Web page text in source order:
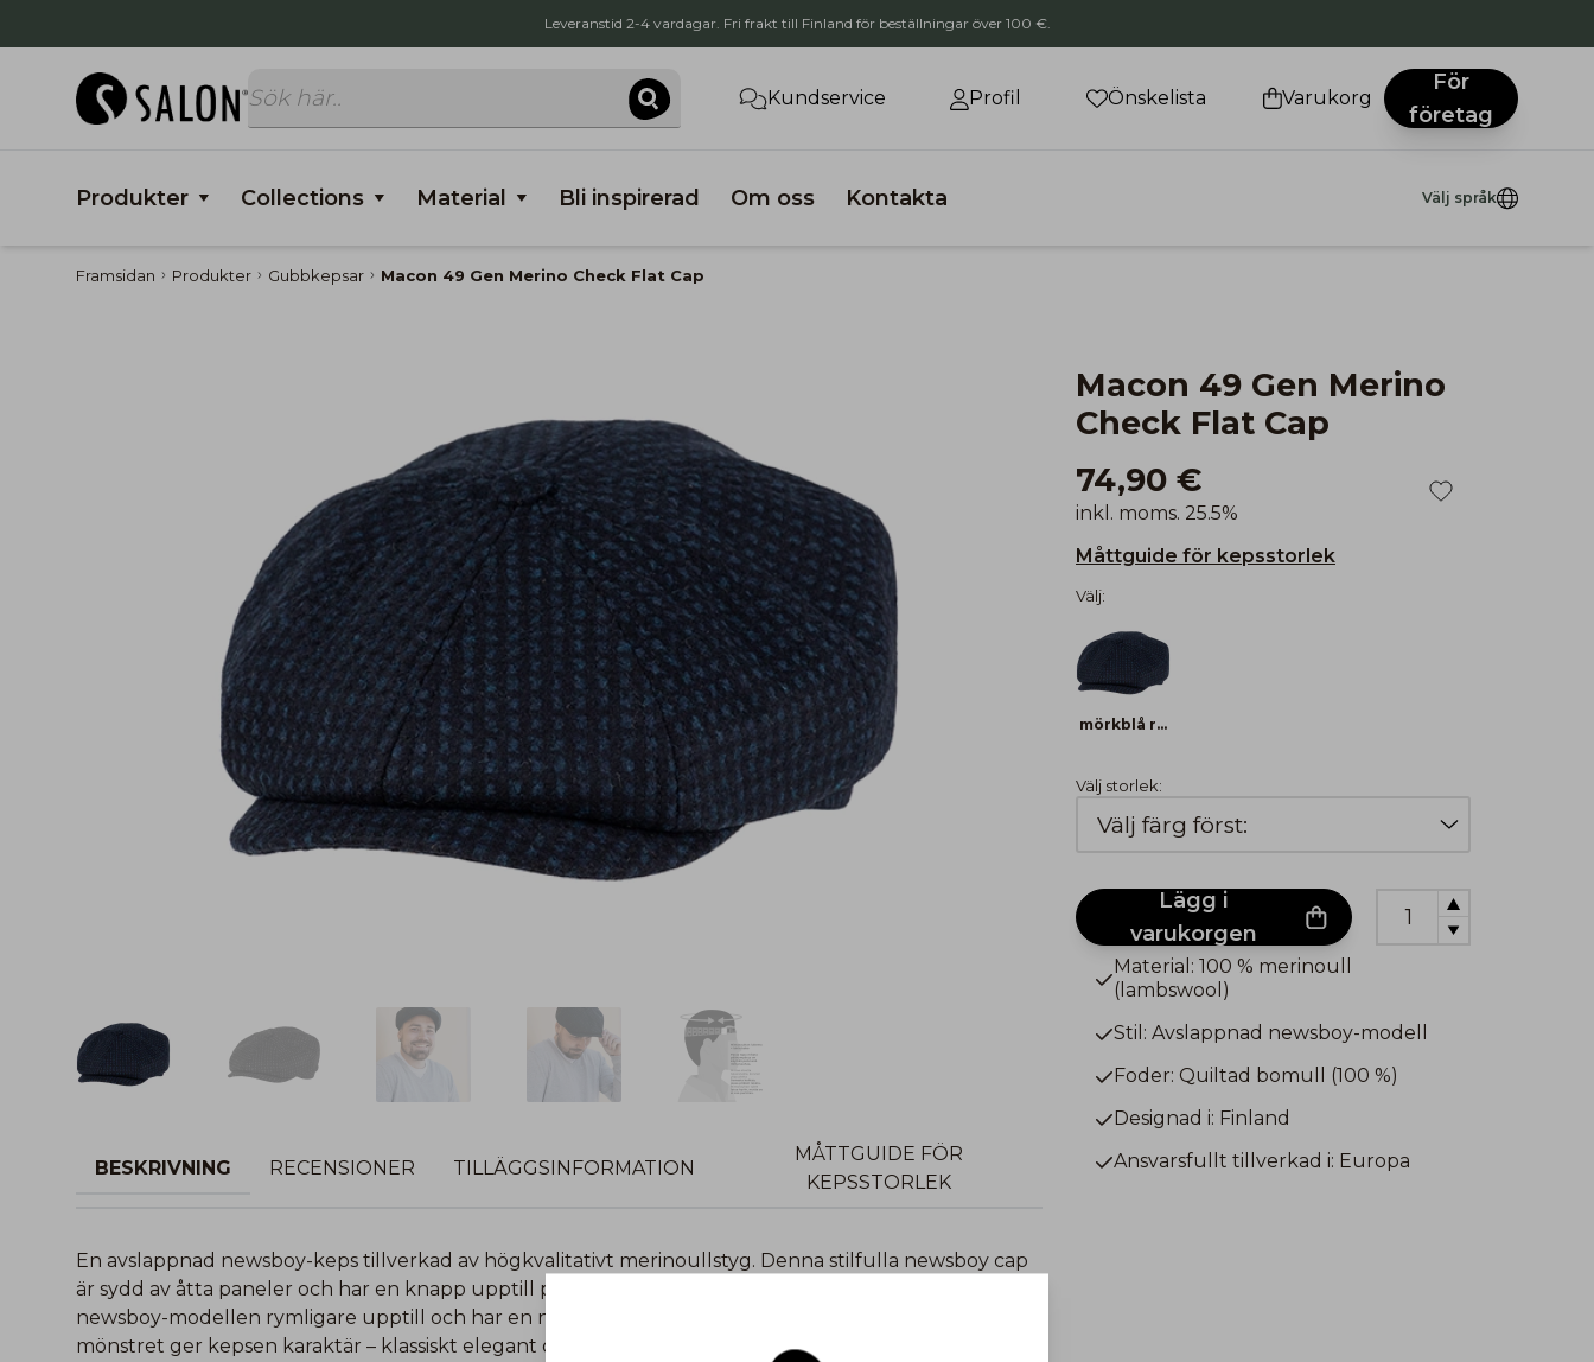
Leveranstid 2-4 vardagar. Fri frakt till Finland för beställningar över 100 €.
Kundservice Profil Önskelista Varukorg
För
företag
Produkter Collections Material Bli inspirerad Om oss Kontakta Välj språk
Framsidan Produkter Gubbkepsar Macon 49 Gen Merino Check Flat Cap
BESKRIVNING RECENSIONER TILLÄGGSINFORMATION
MÅTTGUIDE FÖR
KEPSSTORLEK
En avslappnad newsboy-keps tillverkad av högkvalitativt merinoullstyg. Denna stilfulla newsboy cap
är sydd av åtta paneler och har en knapp upptill på kronan. Jämfört med en traditionell flat cap är
newsboy-modellen rymligare upptill och har en något längre skärm. Det diskreta smårutiga
mönstret ger kepsen karaktär – klassiskt elegant och lätt att kombinera med många olika stilar.
Macon 49 Gen Merino
Check Flat Cap
74,90 €
inkl. moms. 25.5%
Måttguide för kepsstorlek
Välj:
mörkblå rutig
Välj storlek:
Lägg i
varukorgen
Material: 100 % merinoull
(lambswool)
Stil: Avslappnad newsboy-modell
Foder: Quiltad bomull (100 %)
Designad i: Finland
Ansvarsfullt tillverkad i: Europa